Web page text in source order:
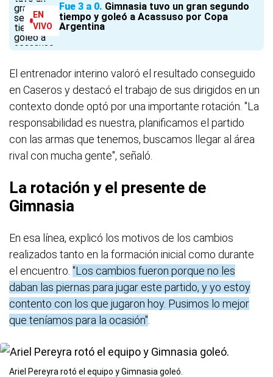
EN
VIVO
Fue 3 a 0 Gimnasia tuvo un gran segundo
tiempo y goleó a Acassuso por Copa
Argentina
El entrenador interino valoró el resultado conseguido
en Caseros y destacó el trabajo de sus dirigidos en un
contexto donde optó por una importante rotación. "La
responsabilidad es nuestra, planificamos el partido
con las armas que tenemos, buscamos llegar al área
rival con mucha gente", señaló.
La rotación y el presente de
Gimnasia
En esa línea, explicó los motivos de los cambios
realizados tanto en la formación inicial como durante
el encuentro. "Los cambios fueron porque no les
daban las piernas para jugar este partido, y yo estoy
contento con los que jugaron hoy. Pusimos lo mejor
que teníamos para la ocasión"
Ariel Pereyra rotó el equipo y Gimnasia goleó.